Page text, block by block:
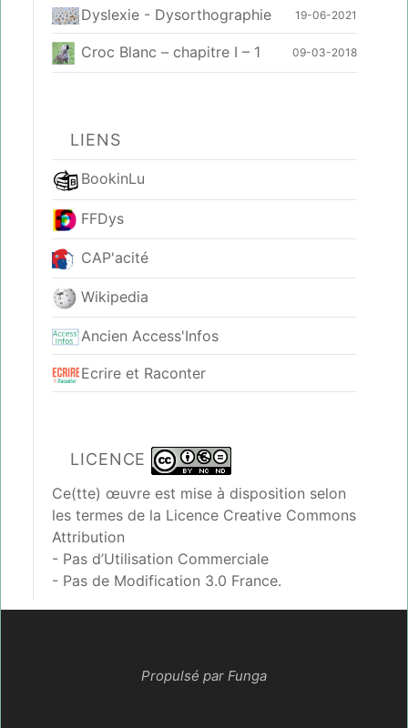
Dyslexie - Dysorthographie 19-06-2021
Croc Blanc – chapitre I – 1 09-03-2018
LIENS
BookinLu
FFDys
CAP'acité
Wikipedia
Ancien Access'Infos
Ecrire et Raconter
LICENCE
Ce(tte) œuvre est mise à disposition selon
les termes de la Licence Creative Commons
Attribution
- Pas d’Utilisation Commerciale
- Pas de Modification 3.0 France.
Propulsé par Funga